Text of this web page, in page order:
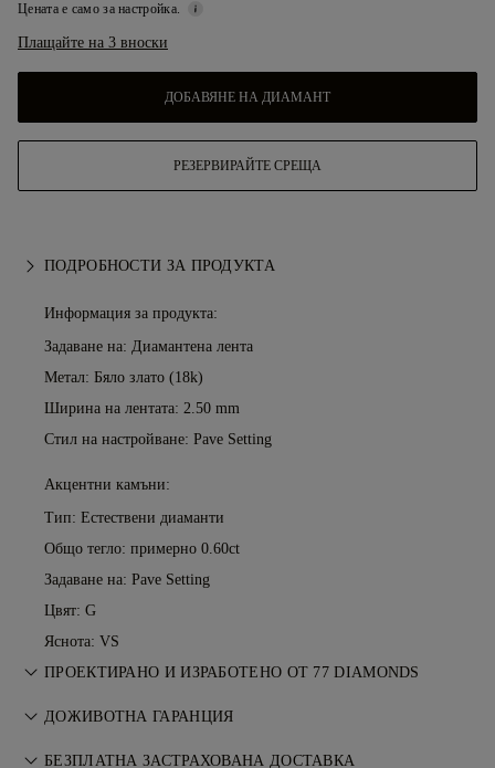
Цената е само за настройка.
Плащайте на 3 вноски
ДОБАВЯНЕ НА ДИАМАНТ
РЕЗЕРВИРАЙТЕ СРЕЩА
ПОДРОБНОСТИ ЗА ПРОДУКТА
Информация за продукта:
Задаване на: Диамантена лента
Метал: Бяло злато (18k)
Ширина на лентата: 2.50 mm
Стил на настройване: Pave Setting
Акцентни камъни:
Тип: Естествени диаманти
Общо тегло: примерно 0.60ct
Задаване на: Pave Setting
Цвят: G
Яснота: VS
ПРОЕКТИРАНО И ИЗРАБОТЕНО ОТ 77 DIAMONDS
Изкуството на бижутерията, усъвършенствано от
ДОЖИВОТНА ГАРАНЦИЯ
Всяка покупка от 77 Diamonds включва доживотна
БЕЗПЛАТНА ЗАСТРАХОВАНА ДОСТАВКА